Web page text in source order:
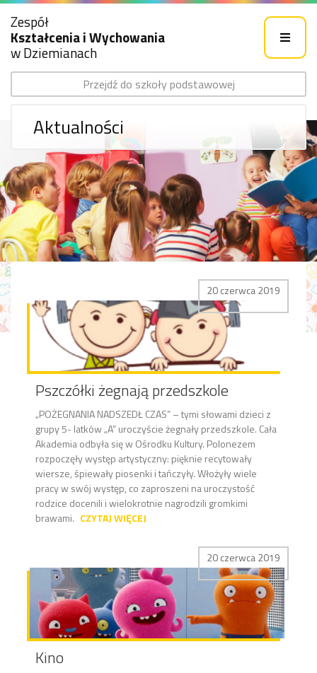
Zespół
Kształcenia i Wychowania
w Dziemianach
Przejdź do szkoły podstawowej
Aktualności
20 czerwca 2019
Pszczółki żegnają przedszkole
„POŻEGNANIA NADSZEDŁ CZAS” – tymi słowami dzieci z
grupy 5- latków „A” uroczyście żegnały przedszkole. Cała
Akademia odbyła się w Ośrodku Kultury. Polonezem
rozpoczęły występ artystyczny: pięknie recytowały
wiersze, śpiewały piosenki i tańczyły. Włożyły wiele
pracy w swój występ, co zaproszeni na uroczystość
rodzice docenili i wielokrotnie nagrodzili gromkimi
brawami. CZYTAJ WIĘCEJ
20 czerwca 2019
Kino